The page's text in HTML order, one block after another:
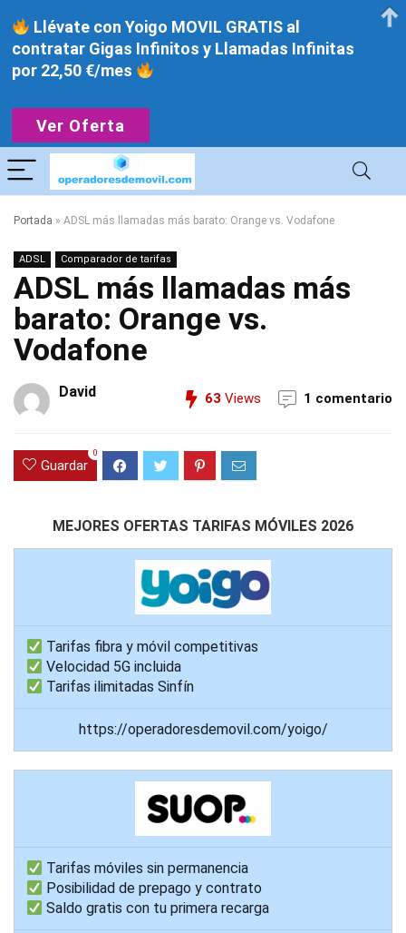
Portada » ADSL más llamadas más barato: Orange vs. Vodafone
ADSL Comparador de tarifas
ADSL más llamadas más
barato: Orange vs.
Vodafone
David 63 Views 1 comentario
Guardar
0
MEJORES OFERTAS TARIFAS MÓVILES 2026
Tarifas fibra y móvil competitivas
Velocidad 5G incluida
Tarifas ilimitadas Sinfín
https://operadoresdemovil.com/yoigo/
Tarifas móviles sin permanencia
Posibilidad de prepago y contrato
Saldo gratis con tu primera recarga
Llévate con Yoigo MOVIL GRATIS al
contratar Gigas Infinitos y Llamadas Infinitas
por 22,50 €/mes
Ver Oferta